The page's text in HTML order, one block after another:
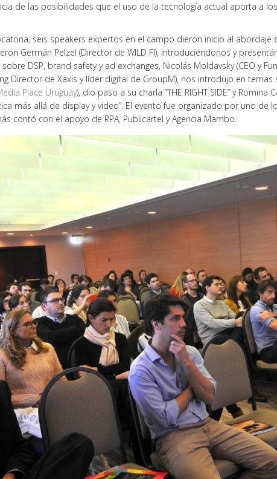
de las posibilidades que el uso de la tecnología actual aporta a
seis speakers expertos en el campo dieron inicio al
Germán Pelzel (Director de WILD FI), introduciéndonos y
DSP, brand safety y ad exchanges, Nicolás Moldavsky (CEO y
Director de Xaxis y líder digital de GroupM), nos introdujo en
Place Uruguay), dio paso a su charla “THE RIGHT SIDE” y
más allá de display y video”. El evento fue organizado por uno
contó con el apoyo de RPA, Publicartel y Agencia Mambo.